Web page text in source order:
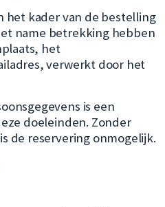
het kader van de bestelling
name betrekking hebben
het
verwerkt door het
is een
doeleinden. Zonder
de reservering onmogelijk.